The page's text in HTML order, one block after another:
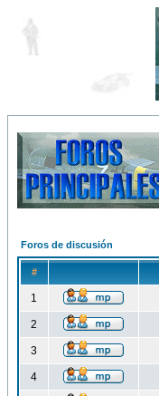
Foros de discusión
#
1
2
3
4